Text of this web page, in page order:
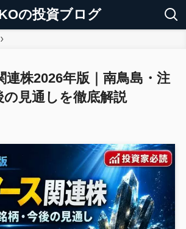
の投資ブログ
連株2026年版｜南鳥島・注
の見通しを徹底解説